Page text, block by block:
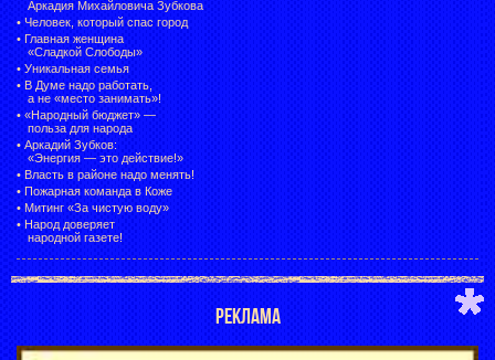
Аркадия Михайловича Зубкова
• Человек, который спас город
• Главная женщина
«Сладкой Слободы»
• Уникальная семья
• В Думе надо работать,
а не «место занимать»!
• «Народный бюджет» —
польза для народа
• Аркадий Зубков:
«Энергия — это действие!»
• Власть в районе надо менять!
• Пожарная команда в Коже
• Митинг «За чистую воду»
• Народ доверяет
народной газете!
РЕКЛАМА